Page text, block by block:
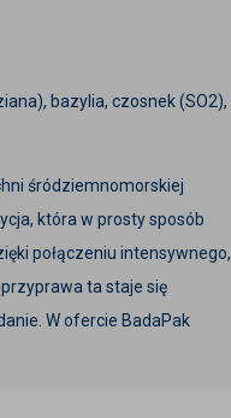
bazylia, czosnek (SO2),
śródziemnomorskiej
która w prosty sposób
połączeniu intensywnego,
ta staje się
W ofercie BadaPak
świeżością i głębią